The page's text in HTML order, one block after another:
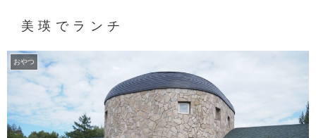
美瑛でランチ
おやつ